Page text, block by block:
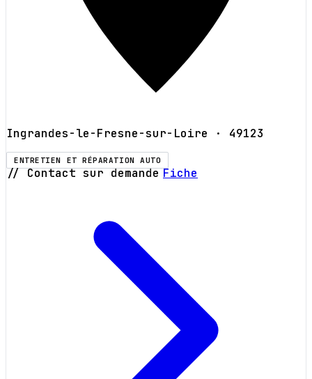
Ingrandes-le-Fresne-sur-Loire · 49123
ENTRETIEN ET RÉPARATION AUTO
// Contact sur demande Fiche